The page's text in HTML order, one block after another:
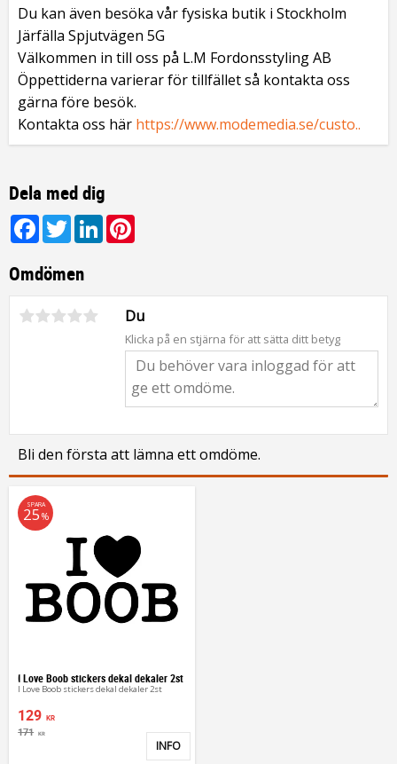
Du kan även besöka vår fysiska butik i Stockholm
Järfälla Spjutvägen 5G
Välkommen in till oss på L.M Fordonsstyling AB
Öppettiderna varierar för tillfället så kontakta oss
gärna före besök.
Kontakta oss här https://www.modemedia.se/custo..
Dela med dig
Facebook
TwitterLinkedIn
Omdömen
Du
Klicka på en stjärna för att sätta ditt betyg
Bli den första att lämna ett omdöme.
I Love Boob stickers dekal dekaler 2st
I Love Boob stickers dekal dekaler 2st
129 KR
171 KR
SPARA
25 %
Lägg till i favoriter
INFO